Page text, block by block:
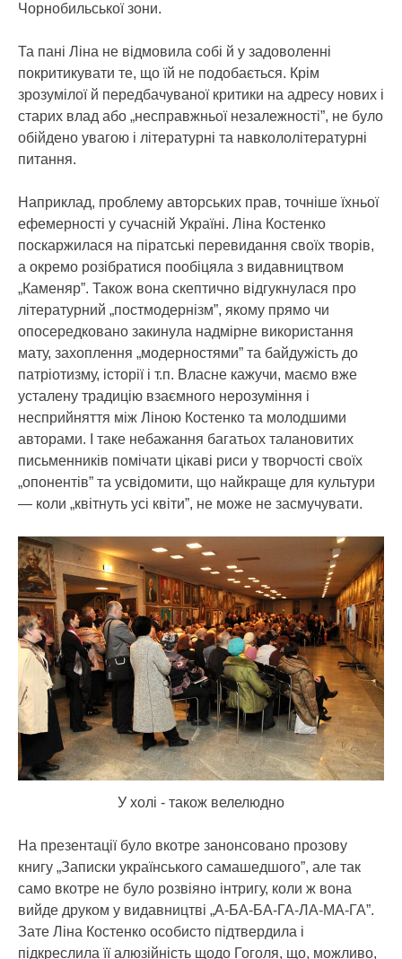
Чорнобильської зони.
Та пані Ліна не відмовила собі й у задоволенні
покритикувати те, що їй не подобається. Крім
зрозумілої й передбачуваної критики на адресу нових і
старих влад або „несправжньої незалежності”, не було
обійдено увагою і літературні та навкололітературні
питання.
Наприклад, проблему авторських прав, точніше їхньої
ефемерності у сучасній Україні. Ліна Костенко
поскаржилася на піратські перевидання своїх творів,
а окремо розібратися пообіцяла з видавництвом
„Каменяр”. Також вона скептично відгукнулася про
літературний „постмодернізм”, якому прямо чи
опосередковано закинула надмірне використання
мату, захоплення „модерностями” та байдужість до
патріотизму, історії і т.п. Власне кажучи, маємо вже
усталену традицію взаємного нерозуміння і
несприйняття між Ліною Костенко та молодшими
авторами. І таке небажання багатьох талановитих
письменників помічати цікаві риси у творчості своїх
„опонентів” та усвідомити, що найкраще для культури
— коли „квітнуть усі квіти”, не може не засмучувати.
У холі - також велелюдно
На презентації було вкотре занонсовано прозову
книгу „Записки українського самашедшого”, але так
само вкотре не було розвіяно інтригу, коли ж вона
вийде друком у видавництві „А-БА-БА-ГА-ЛА-МА-ГА”.
Зате Ліна Костенко особисто підтвердила і
підкреслила її алюзійність щодо Гоголя, що, можливо,